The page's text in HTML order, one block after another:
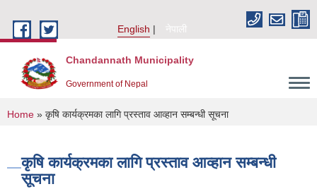
English
नेपाली
Chandannath Municipality
Government of Nepal
You are here
Home » कृषि कार्यक्रमका लागि प्रस्ताव आव्हान सम्बन्धी सूचना
कृषि कार्यक्रमका लागि प्रस्ताव आव्हान सम्बन्धी
सूचना